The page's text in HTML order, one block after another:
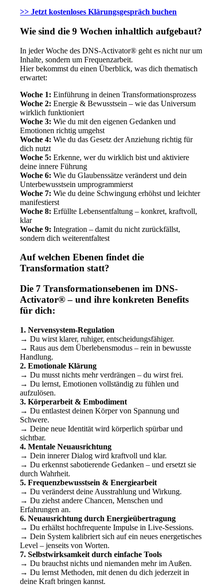
>> Jetzt kostenloses Klärungsgespräch buchen
Wie sind die 9 Wochen inhaltlich aufgebaut?
In jeder Woche des DNS-Activator® geht es nicht nur um
Inhalte, sondern um Frequenzarbeit.
Hier bekommst du einen Überblick, was dich thematisch
erwartet:
Woche 1: Einführung in deinen Transformationsprozess
Woche 2: Energie & Bewusstsein – wie das Universum
wirklich funktioniert
Woche 3: Wie du mit den eigenen Gedanken und
Emotionen richtig umgehst
Woche 4: Wie du das Gesetz der Anziehung richtig für
dich nutzt
Woche 5: Erkenne, wer du wirklich bist und aktiviere
deine innere Führung
Woche 6: Wie du Glaubenssätze veränderst und dein
Unterbewusstsein umprogrammierst
Woche 7: Wie du deine Schwingung erhöhst und leichter
manifestierst
Woche 8: Erfüllte Lebensentfaltung – konkret, kraftvoll,
klar
Woche 9: Integration – damit du nicht zurückfällst,
sondern dich weiterentfaltest
Auf welchen Ebenen findet die
Transformation statt?
Die 7 Transformationsebenen im DNS-
Activator® – und ihre konkreten Benefits
für dich:
1. Nervensystem-Regulation
→ Du wirst klarer, ruhiger, entscheidungsfähiger.
→ Raus aus dem Überlebensmodus – rein in bewusste
Handlung.
2. Emotionale Klärung
→ Du musst nichts mehr verdrängen – du wirst frei.
→ Du lernst, Emotionen vollständig zu fühlen und
aufzulösen.
3. Körperarbeit & Embodiment
→ Du entlastest deinen Körper von Spannung und
Schwere.
→ Deine neue Identität wird körperlich spürbar und
sichtbar.
4. Mentale Neuausrichtung
→ Dein innerer Dialog wird kraftvoll und klar.
→ Du erkennst sabotierende Gedanken – und ersetzt sie
durch Wahrheit.
5. Frequenzbewusstsein & Energiearbeit
→ Du veränderst deine Ausstrahlung und Wirkung.
→ Du ziehst andere Chancen, Menschen und
Erfahrungen an.
6. Neuausrichtung durch Energieübertragung
→ Du erhältst hochfrequente Impulse in Live-Sessions.
→ Dein System kalibriert sich auf ein neues energetisches
Level – jenseits von Worten.
7. Selbstwirksamkeit durch einfache Tools
→ Du brauchst nichts und niemanden mehr im Außen.
→ Du lernst Methoden, mit denen du dich jederzeit in
deine Kraft bringen kannst.